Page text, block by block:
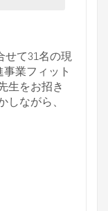
せて31名の現
業フィット
生をお招き
ながら、